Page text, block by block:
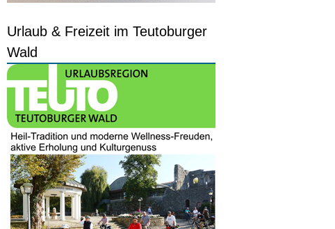
Urlaub & Freizeit im Teutoburger
Wald